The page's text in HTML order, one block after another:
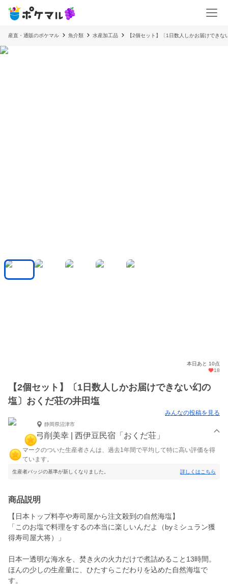
産直・通販のポケマル 魚介類 水産加工品 【2個セット】〔1日数人しかお届けでき
本日あと 10点
18
【2個セット】〔1日数人しかお届けできない幻の
塩〕おくだ荘の井田塩
みんなの投稿を見る
静岡県沼津市
弓削美幸 | 西伊豆民宿「おくだ荘」
マークのついた生産者さんは、過去1年間で平均して特に高い評価を得
ています。
生産者バッジの基準が新しくなりました。 詳しくはこちら
商品説明
【日本トップ料亭や寿司屋から注文殺到の自然海塩】
「このお塩で料理をするの本当に楽しいんだよ（byミシュラン獲
得寿司屋大将）」
日本一透明な海水を、焚き火の火力だけで煮詰めること13時間。
ほんの少しの生産量に、ひたすらこだわりを込めた自然海塩で
す。